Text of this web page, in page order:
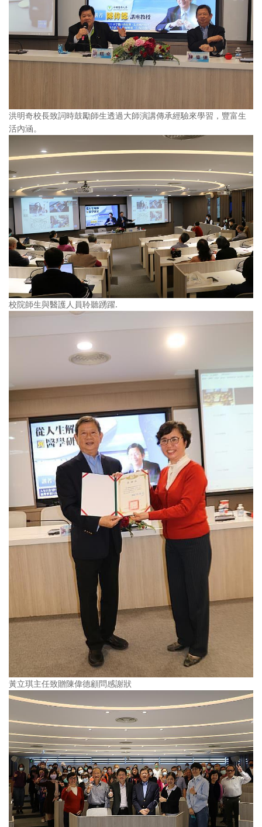
洪明奇校長致詞時鼓勵師生透過大師演講傳承經驗來學習，豐富生
活內涵。
校院師生與醫護人員聆聽踴躍.
黃立琪主任致贈陳偉德顧問感謝狀